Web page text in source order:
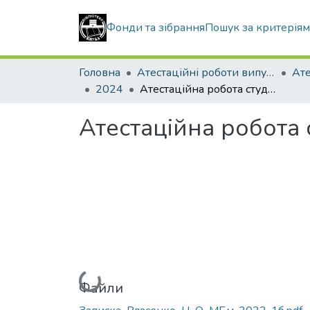
Фонди та зібранняПошук за
Головна
Атестаційні роботи випускників
2024
Атестаційна робота студентки Власенко Наталії Олегівни
Атестаційна
Вантажиться...
Файли